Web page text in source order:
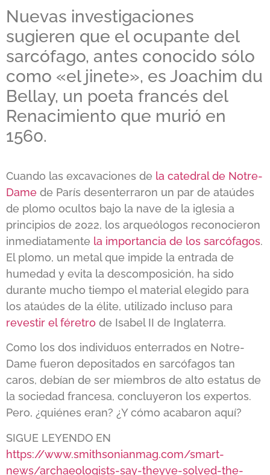
Nuevas investigaciones
sugieren que el ocupante del
sarcófago, antes conocido sólo
como «el jinete», es Joachim du
Bellay, un poeta francés del
Renacimiento que murió en
1560.
Cuando las excavaciones de la catedral de Notre-
Dame de París desenterraron un par de ataúdes
de plomo ocultos bajo la nave de la iglesia a
principios de 2022, los arqueólogos reconocieron
inmediatamente la importancia de los sarcófagos.
El plomo, un metal que impide la entrada de
humedad y evita la descomposición, ha sido
durante mucho tiempo el material elegido para
los ataúdes de la élite, utilizado incluso para
revestir el féretro de Isabel II de Inglaterra.
Como los dos individuos enterrados en Notre-
Dame fueron depositados en sarcófagos tan
caros, debían de ser miembros de alto estatus de
la sociedad francesa, concluyeron los expertos.
Pero, ¿quiénes eran? ¿Y cómo acabaron aquí?
SIGUE LEYENDO EN
https://www.smithsonianmag.com/smart-
news/archaeologists-say-theyve-solved-the-